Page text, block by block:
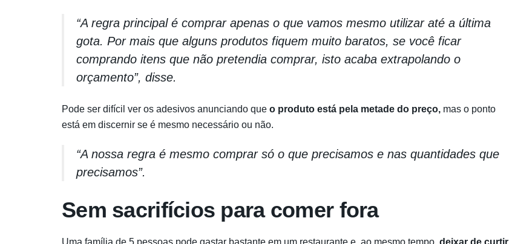
“A regra principal é comprar apenas o que vamos mesmo utilizar até a última
gota. Por mais que alguns produtos fiquem muito baratos, se você ficar
comprando itens que não pretendia comprar, isto acaba extrapolando o
orçamento”, disse.
Pode ser difícil ver os adesivos anunciando que o produto está pela metade do preço, mas o ponto
está em discernir se é mesmo necessário ou não.
“A nossa regra é mesmo comprar só o que precisamos e nas quantidades que
precisamos”.
Sem sacrifícios para comer fora